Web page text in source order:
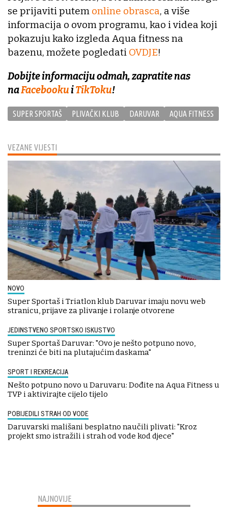
VEZANE VIJESTI
NOVO
Super Sportaš i Triatlon klub Daruvar imaju novu web
stranicu, prijave za plivanje i rolanje otvorene
JEDINSTVENO SPORTSKO ISKUSTVO
Super Sportaš Daruvar: "Ovo je nešto potpuno novo,
treninzi će biti na plutajućim daskama"
SPORT I REKREACIJA
Nešto potpuno novo u Daruvaru: Dođite na Aqua Fitness u
TVP i aktivirajte cijelo tijelo
POBIJEDILI STRAH OD VODE
Daruvarski mališani besplatno naučili plivati: "Kroz
projekt smo istražili i strah od vode kod djece"
se prijaviti putem online obrasca, a više
informacija o ovom programu, kao i videa koji
pokazuju kako izgleda Aqua fitness na
bazenu, možete pogledati OVDJE!
Dobijte informaciju odmah, zapratite nas
naFacebookuiTikToku!
SUPER SPORTAŠ PLIVAČKI KLUB DARUVAR AQUA FITNESS
NAJNOVIJE